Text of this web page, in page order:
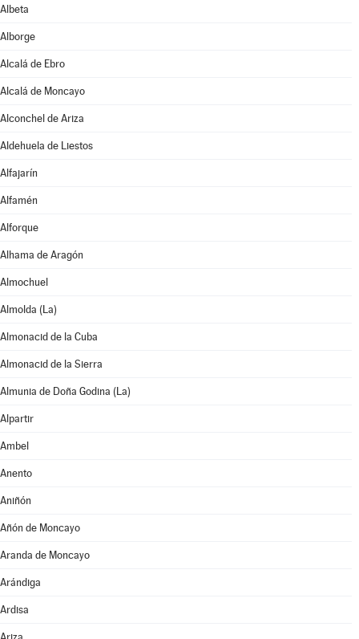
Albeta
Alborge
Alcalá de Ebro
Alcalá de Moncayo
Alconchel de Ariza
Aldehuela de Liestos
Alfajarín
Alfamén
Alforque
Alhama de Aragón
Almochuel
Almolda (La)
Almonacid de la Cuba
Almonacid de la Sierra
Almunia de Doña Godina (La)
Alpartir
Ambel
Anento
Aniñón
Añón de Moncayo
Aranda de Moncayo
Arándiga
Ardisa